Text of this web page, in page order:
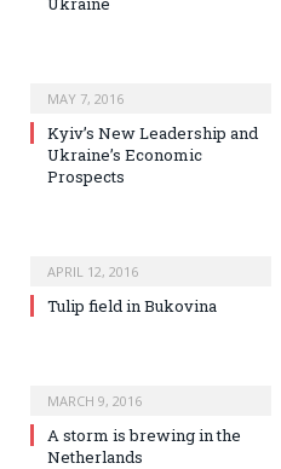
MAY 7, 2016
Kyiv’s New Leadership and
Ukraine’s Economic
Prospects
APRIL 12, 2016
Tulip field in Bukovina
MARCH 9, 2016
A storm is brewing in the
Netherlands